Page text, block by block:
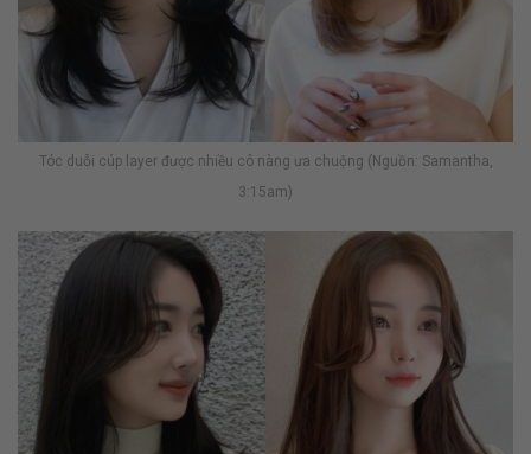
Tóc duỗi cúp layer được nhiều cô nàng ưa chuộng (Nguồn: Samantha,
3:15am)